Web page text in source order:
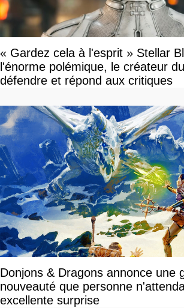
« Gardez cela à l'esprit » Stellar
l'énorme polémique, le créateur
défendre et répond aux critiques
Donjons & Dragons annonce une
nouveauté que personne
excellente surprise